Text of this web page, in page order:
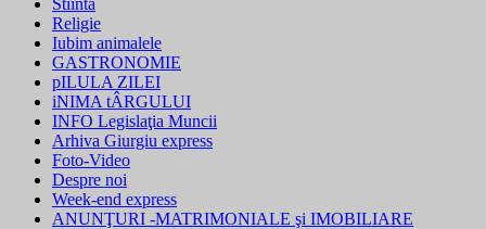
Stiinta
Religie
Iubim animalele
GASTRONOMIE
pILULA ZILEI
iNIMA tÂRGULUI
INFO Legislaţia Muncii
Arhiva Giurgiu express
Foto-Video
Despre noi
Week-end express
ANUNŢURI -MATRIMONIALE şi IMOBILIARE